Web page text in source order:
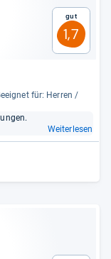
Gut
1,7
für: Her­ren /
Weiterlesen